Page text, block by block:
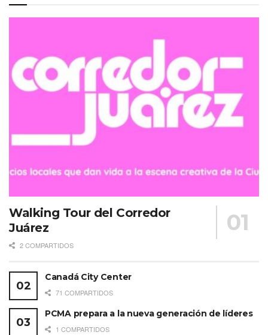
Walking Tour del Corredor
Juárez
2 COMPARTIDOS
Canadá City Center
71 COMPARTIDOS
PCMA prepara a la nueva generación de líderes
1 COMPARTIDOS